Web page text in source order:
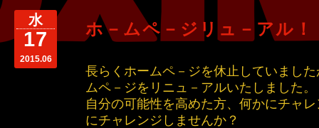
水
17
2015.06
ホ－ムペ－ジリュ－アル！
長らくホームペ－ジを休止していまし
ムペ－ジをリニュ－アルいたしました。
自分の可能性を高めた方、何かにチャ
にチャレンジしませんか？